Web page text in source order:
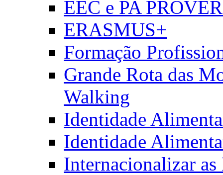
EEC e PA
ERASMUS+
Formação
Grande Rota das
Walking
Identidade
Identidade
Internacionalizar